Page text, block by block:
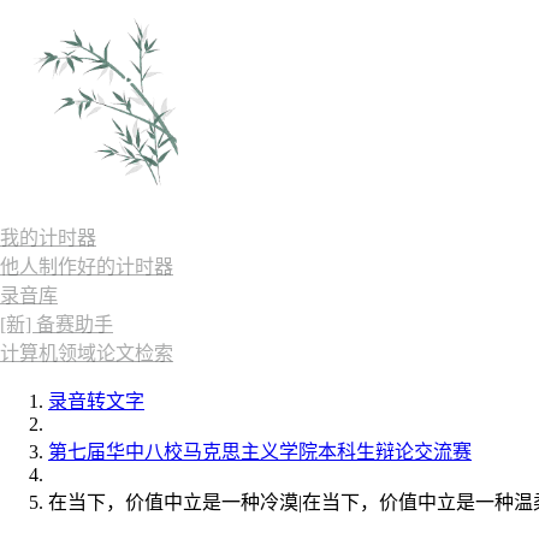
我的计时器
他人制作好的计时器
录音库
[新] 备赛助手
计算机领域论文检索
录音转文字
第七届华中八校马克思主义学院本科生辩论交流赛
在当下，价值中立是一种冷漠|在当下，价值中立是一种温